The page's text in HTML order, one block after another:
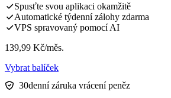
Spusťte svou aplikaci okamžitě
Automatické týdenní zálohy zdarma
VPS spravovaný pomocí AI
139,99 Kč/měs.
Vybrat balíček
30denní záruka vrácení peněz